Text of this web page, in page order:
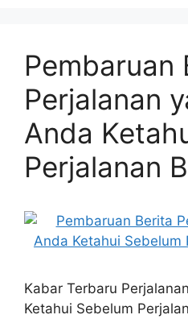
Pembaruan
Perjalanan
Anda
Perjalanan
Kabar Terbaru
Ketahui Sebelum